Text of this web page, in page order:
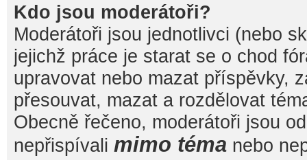
Kdo jsou moderátoři?
Moderátoři jsou jednotlivci (nebo
jejichž práce je starat se o chod
upravovat nebo mazat příspěvky,
přesouvat, mazat a rozdělovat
Obecně řečeno, moderátoři jsou
nepřispívali mimo téma nebo